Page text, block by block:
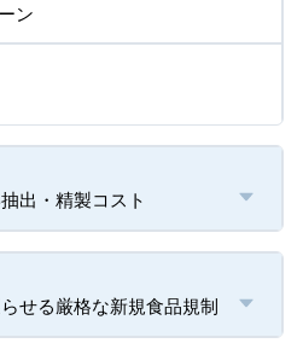
ン
出・精製コスト
せる厳格な新規食品規制